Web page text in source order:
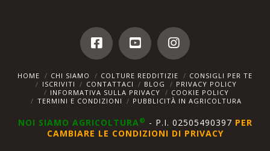
HOME CHI SIAMO COLTURE REDDITIZIE
CONSIGLI PER TE
ISCRIVITI
CONTATTACI BLOG
PRIVACY POLICY
INFORMATIVA SULLA PRIVACY
COOKIE POLICY
TERMINI E CONDIZIONI
PUBBLICITÀ IN AGRICOLTURA
NOI SIAMO AGRICOLTURA ® - P.I. 02505490397 PER
CAMBIARE LE CONDIZIONI DI PRIVACY